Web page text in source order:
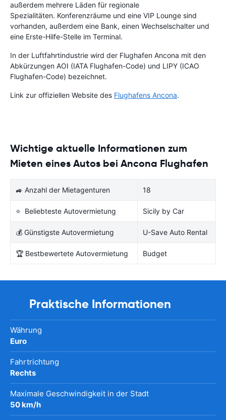
außerdem mehrere Läden für regionale
Spezialitäten. Konferenzräume und eine VIP Lounge sind
vorhanden, außerdem eine Bank, einen Wechselschalter und
eine Erste-Hilfe-Stelle im Terminal.
In der Luftfahrtindustrie wird der Flughafen Ancona mit den
Abkürzungen AOI (IATA Flughafen-Code) und LIPY (ICAO
Flughafen-Code) bezeichnet.
Link zur offiziellen Website des Flughafens Ancona.
Wichtige aktuelle Informationen zum
Mieten eines Autos bei Ancona Flughafen
🚙 Anzahl der Mietagenturen 18
⭐ Beliebteste Autovermietung Sicily by Car
💰 Günstigste Autovermietung U-Save Auto Rental
🏆 Bestbewertete Autovermietung Budget
Praktische Informationen
Währung
Euro
Fahrtrichtung
Rechts
Maximale Geschwindigkeit in der Stadt
50 km/h